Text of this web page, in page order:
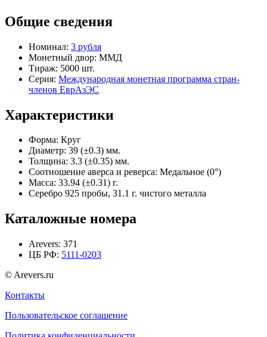
Общие сведения
Номинал: 3 рубля
Монетный двор: ММД
Тираж: 5000 шт.
Серия: Международная монетная программа стран-
членов ЕврАзЭС
Характеристики
Форма: Круг
Диаметр: 39 (±0.3) мм.
Толщина: 3.3 (±0.35) мм.
Соотношение аверса и реверса: Медальное (0°)
Масса: 33.94 (±0.31) г.
Серебро 925 пробы, 31.1 г. чистого металла
Каталожные номера
Arevers: 371
ЦБ РФ: 5111-0203
© Arevers.ru
Контакты
Пользовательское соглашение